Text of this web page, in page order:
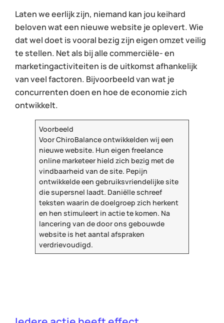
Laten we eerlijk zijn, niemand kan jou keihard
beloven wat een nieuwe website je oplevert. Wie
dat wel doet is vooral bezig zijn eigen omzet veilig
te stellen. Net als bij alle commerciële- en
marketingactiviteiten is de uitkomst afhankelijk
van veel factoren. Bijvoorbeeld van wat je
concurrenten doen en hoe de economie zich
ontwikkelt.
Voorbeeld
Voor ChiroBalance ontwikkelden wij een
nieuwe website. Hun eigen freelance
online marketeer hield zich bezig met de
vindbaarheid van de site. Pepijn
ontwikkelde een gebruiksvriendelijke site
die supersnel laadt. Daniëlle schreef
teksten waarin de doelgroep zich herkent
en hen stimuleert in actie te komen. Na
lancering van de door ons gebouwde
website is het aantal afspraken
verdrievoudigd.